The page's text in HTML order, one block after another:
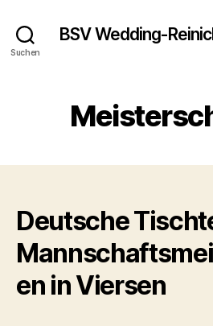
Suchen
BSV Wedding-
Deutsche
en in Viersen